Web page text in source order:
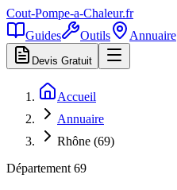
Cout-Pompe-a-Chaleur.fr
Guides
Outils Annuaire
Devis Gratuit
Accueil
Annuaire
Rhône (69)
Département 69